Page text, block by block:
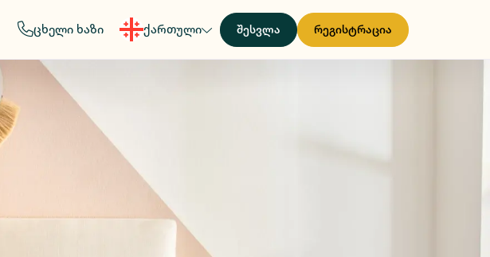
ცხელი ხაზი ქართული შესვლა რეგისტრაცია